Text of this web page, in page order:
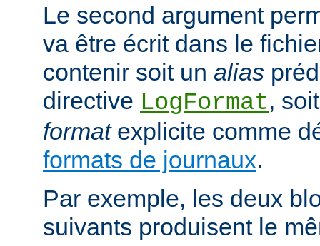
Le second argument
va être écrit dans le
contenir soit un alias
directive LogFormat,
formatexplicite comme
formats de journaux.
Par exemple, les deux
suivants produisent le